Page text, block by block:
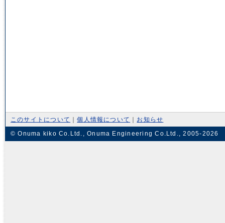
このサイトについて ｜個人情報について
お知らせ
© Onuma kiko Co.Ltd., Onuma Engineering Co.Ltd., 2005-2026